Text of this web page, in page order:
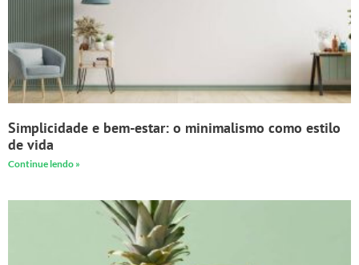
Simplicidade e bem-estar: o minimalismo como estilo
de vida
Continue lendo »